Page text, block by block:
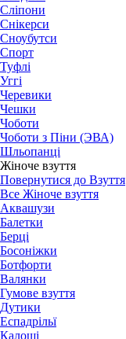
Сліпони
Снікерси
Сноубутси
Спорт
Туфлі
Уггі
Черевики
Чешки
Чоботи
Чоботи з Піни (ЭВА)
Шльопанці
Жіноче взуття
Повернутися до Взуття
Все Жіноче взуття
Аквашузи
Балетки
Берці
Босоніжки
Ботфорти
Валянки
Гумове взуття
Дутики
Еспадрільї
Калоші